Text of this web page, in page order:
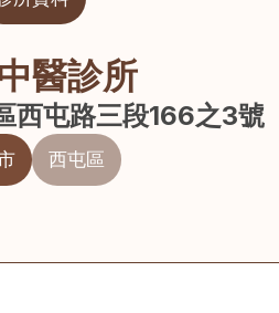
醫診所
西屯路三段166之3號
西屯區